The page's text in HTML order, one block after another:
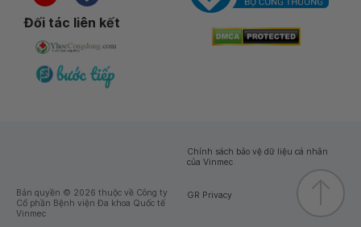
Đối tác liên kết
Bản quyền © 2026 thuộc về Công ty
Cổ phần Bệnh viện Đa khoa Quốc tế
Vinmec
Chính sách bảo vệ dữ liệu cá nhân
của Vinmec
GR Privacy